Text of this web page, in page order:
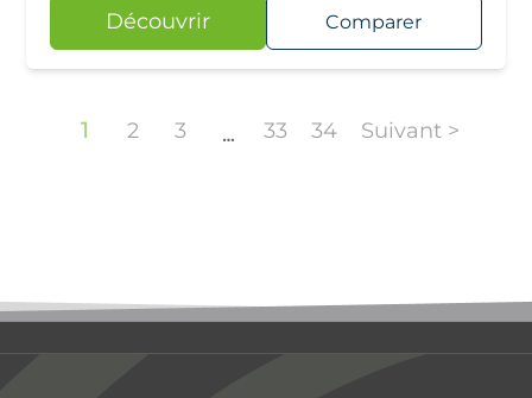
Découvrir Comparer
1 2 3 … 33 34 Suivant >